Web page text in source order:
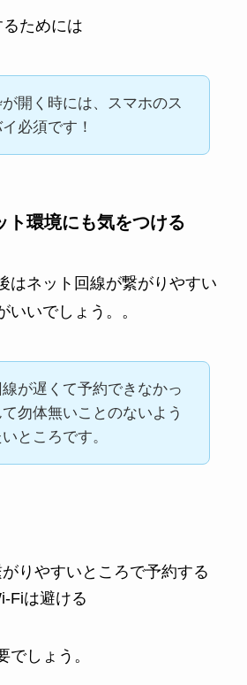
ためには
開く時には、スマホのス
必須です！
ト環境にも気をつける
はネット回線が繋がりやすい
いいでしょう。。
が遅くて予約できなかっ
勿体無いことのないよう
ところです。
りやすいところで予約する
Fiは避ける
でしょう。